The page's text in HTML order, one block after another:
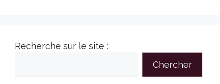
Recherche sur le site :
Chercher